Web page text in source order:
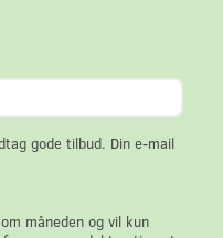
gode tilbud. Din e-mail
måneden og vil kun